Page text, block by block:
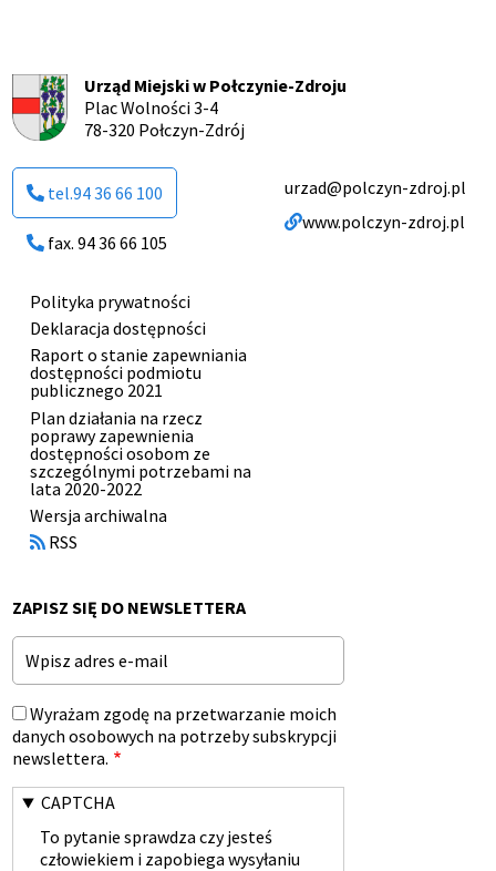
Urząd Miejski w Połczynie-Zdroju
Plac Wolności 3-4
78-320 Połczyn-Zdrój
tel.94 36 66 100
fax. 94 36 66 105
urzad@polczyn-zdroj.pl
www.polczyn-zdroj.pl
Menu
stopki
Polityka prywatności
Deklaracja dostępności
Raport o stanie zapewniania
dostępności podmiotu
publicznego 2021
Plan działania na rzecz
poprawy zapewnienia
dostępności osobom ze
szczególnymi potrzebami na
lata 2020-2022
Otworzy
się
w
Wersja archiwalna
RSS
ZAPISZ SIĘ DO NEWSLETTERA
Email
Wyrażam zgodę na przetwarzanie moich
danych osobowych na potrzeby subskrypcji
newslettera.
CAPTCHA
To pytanie sprawdza czy jesteś
człowiekiem i zapobiega wysyłaniu